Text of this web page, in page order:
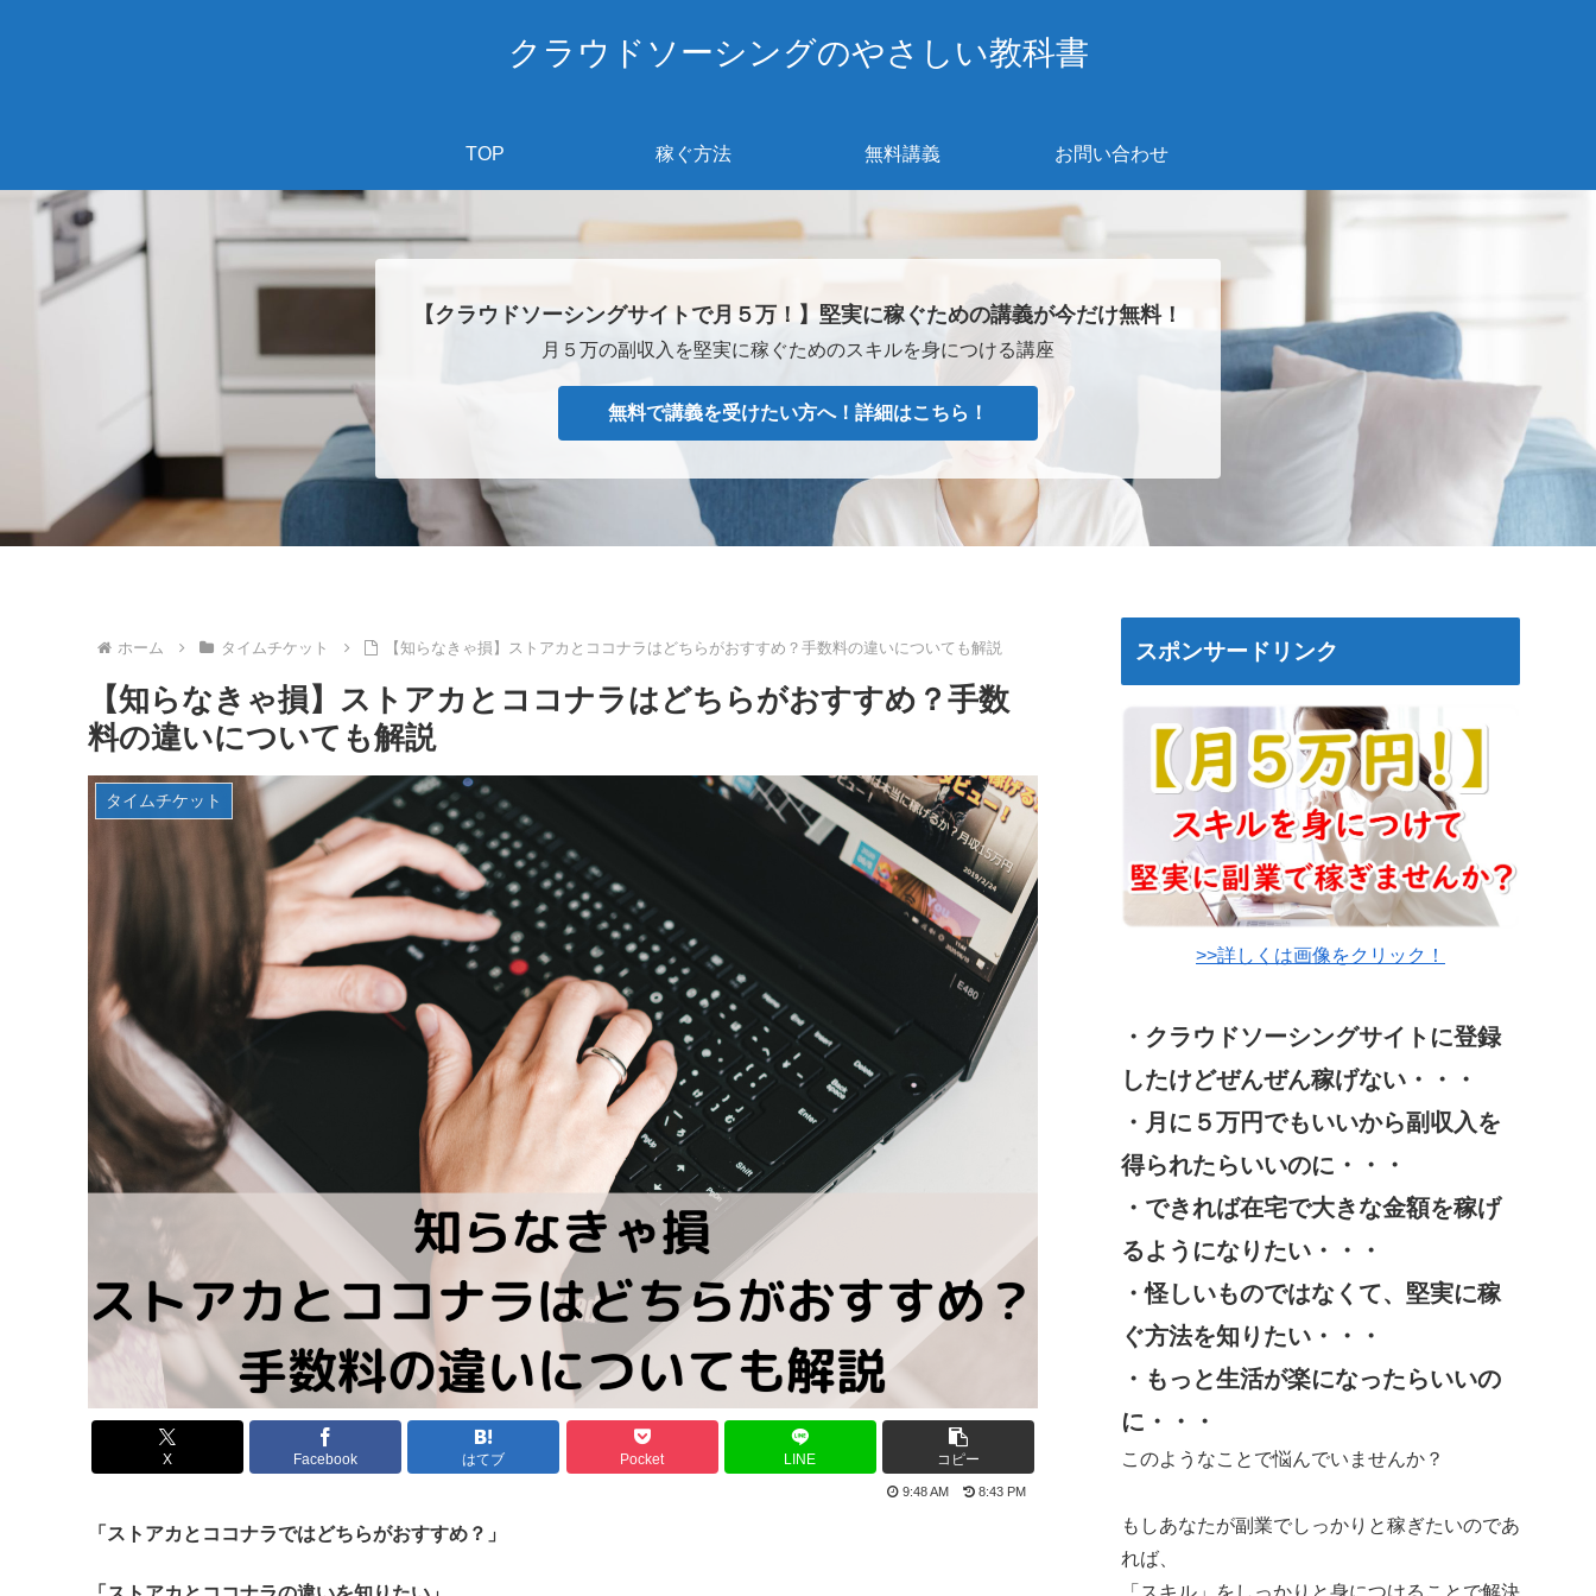
クラウドソーシングのやさしい教科書
TOP 稼ぐ方法 無料講義 お問い合わせ
【クラウドソーシングサイトで月５万！】堅実に稼ぐための講義が今だけ無料！
月５万の副収入を堅実に稼ぐためのスキルを身につける講座
無料で講義を受けたい方へ！詳細はこちら！
ホーム タイムチケット 【知らなきゃ損】ストアカとココナラはどちらがおすすめ？手数料の違いについても解説
【知らなきゃ損】ストアカとココナラはどちらがおすすめ？手数
料の違いについても解説
タイムチケット
X Facebook はてブ Pocket LINE コピー
9:48 AM 8:43 PM
「ストアカとココナラではどちらがおすすめ？」
スポンサードリンク
>>詳しくは画像をクリック！
・クラウドソーシングサイトに登録
したけどぜんぜん稼げない・・・
・月に５万円でもいいから副収入を
得られたらいいのに・・・
・できれば在宅で大きな金額を稼げ
るようになりたい・・・
・怪しいものではなくて、堅実に稼
ぐ方法を知りたい・・・
・もっと生活が楽になったらいいの
に・・・
このようなことで悩んでいませんか？
もしあなたが副業でしっかりと稼ぎたいのであ
れば、